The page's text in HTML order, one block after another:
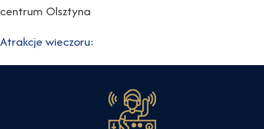
centrum Olsztyna
Atrakcje wieczoru: